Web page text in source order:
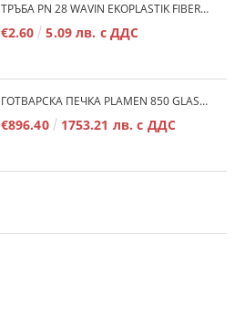
ТРЪБА PN 28 WAVIN EKOPLASTIK FIBER BASALT PLUS - 3М/БР.
€2.60 5.09 лв. с ДДС
ГОТВАРСКА ПЕЧКА PLAMEN 850 GLAS 11KW
€896.40 1753.21 лв. с ДДС